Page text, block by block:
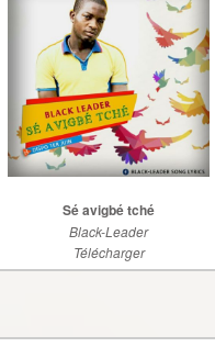
Sé avigbé tché
Black-Leader
Télécharger